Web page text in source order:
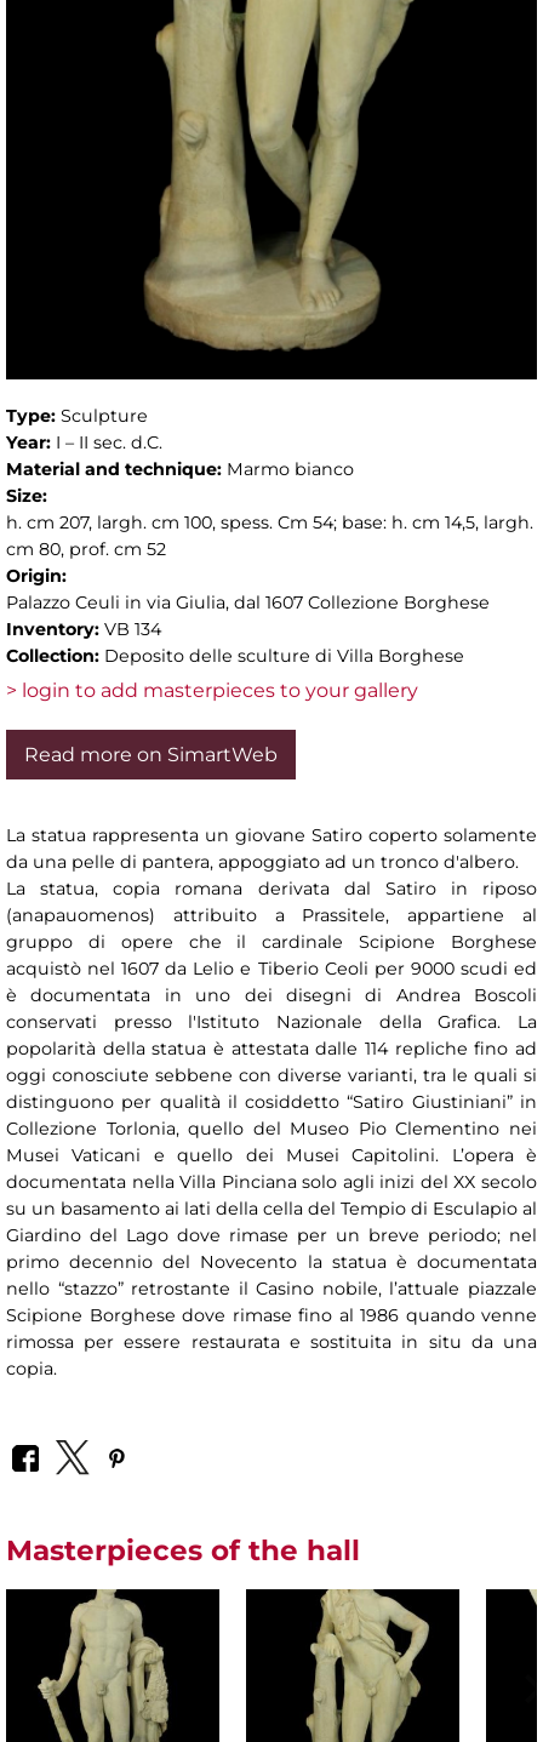
Type: Sculpture
Year: I – II sec. d.C.
Material and technique: Marmo bianco
Size:
h. cm 207, largh. cm 100, spess. Cm 54; base: h. cm 14,5, largh.
cm 80, prof. cm 52
Origin:
Palazzo Ceuli in via Giulia, dal 1607 Collezione Borghese
Inventory: VB 134
Collection: Deposito delle sculture di Villa Borghese
> login to add masterpieces to your gallery
Read more on SimartWeb
La statua rappresenta un giovane Satiro coperto solamente
da una pelle di pantera, appoggiato ad un tronco d'albero.
La statua, copia romana derivata dal Satiro in riposo
(anapauomenos) attribuito a Prassitele, appartiene al
gruppo di opere che il cardinale Scipione Borghese
acquistò nel 1607 da Lelio e Tiberio Ceoli per 9000 scudi ed
è documentata in uno dei disegni di Andrea Boscoli
conservati presso l'Istituto Nazionale della Grafica. La
popolarità della statua è attestata dalle 114 repliche fino ad
oggi conosciute sebbene con diverse varianti, tra le quali si
distinguono per qualità il cosiddetto “Satiro Giustiniani” in
Collezione Torlonia, quello del Museo Pio Clementino nei
Musei Vaticani e quello dei Musei Capitolini. L’opera è
documentata nella Villa Pinciana solo agli inizi del XX secolo
su un basamento ai lati della cella del Tempio di Esculapio al
Giardino del Lago dove rimase per un breve periodo; nel
primo decennio del Novecento la statua è documentata
nello “stazzo” retrostante il Casino nobile, l’attuale piazzale
Scipione Borghese dove rimase fino al 1986 quando venne
rimossa per essere restaurata e sostituita in situ da una
copia.
Masterpieces of the hall